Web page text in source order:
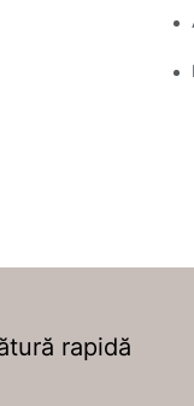
saltea
să se mute cu
rapidă